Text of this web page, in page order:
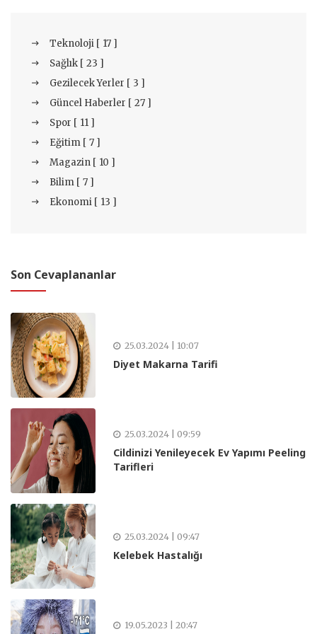
Teknoloji [ 17 ]
Sağlık [ 23 ]
Gezilecek Yerler [ 3 ]
Güncel Haberler [ 27 ]
Spor [ 11 ]
Eğitim [ 7 ]
Magazin [ 10 ]
Bilim [ 7 ]
Ekonomi [ 13 ]
Son Cevaplananlar
25.03.2024 | 10:07
Diyet Makarna Tarifi
25.03.2024 | 09:59
Cildinizi Yenileyecek Ev Yapımı Peeling
Tarifleri
25.03.2024 | 09:47
Kelebek Hastalığı
19.05.2023 | 20:47